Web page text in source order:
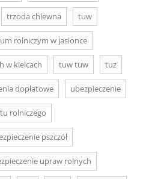
trzoda chlewna tuw
rolniczym w jasionce
w kielcach tuw tuw tuz
dopłatowe ubezpieczenie
rolniczego
pszczół
upraw rolnych